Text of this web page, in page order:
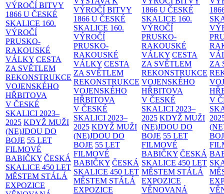
VÝROČÍ BITVY
1866 U ČESKÉ
SKALICE 160.
VÝROČÍ
PRUSKO-
RAKOUSKÉ
VÁLKY CESTA
ZA SVĚTLEM
REKONSTRUKCE
VOJENSKÉHO
HŘBITOVA
V ČESKÉ
SKALICI 2023–
2025 KDYŽ MUŽI
(NE)JDOU DO
BOJE 55 LET
FILMOVÉ
BABIČKY ČESKÁ
SKALICE 450 LET
MĚSTEM STÁLÁ
EXPOZICE
VÝROČÍ BITVY
1866 U ČESKÉ
SKALICE 160.
VÝROČÍ
PRUSKO-
RAKOUSKÉ
VÁLKY CESTA
ZA SVĚTLEM
REKONSTRUKCE
VOJENSKÉHO
HŘBITOVA
V ČESKÉ
SKALICI 2023–
2025 KDYŽ MUŽI
(NE)JDOU DO
BOJE 55 LET
FILMOVÉ
BABIČKY ČESKÁ
SKALICE 450 LET
MĚSTEM STÁLÁ
EXPOZICE
1866 U ČESKÉ
SKALICE 160.
VÝROČÍ
PRUSKO-
RAKOUSKÉ
VÁLKY CESTA
ZA SVĚTLEM
REKONSTRUKCE
VOJENSKÉHO
HŘBITOVA
V ČESKÉ
SKALICI 2023–
2025 KDYŽ MUŽI
(NE)JDOU DO
BOJE 55 LET
FILMOVÉ
BABIČKY ČESKÁ
SKALICE 450 LET
MĚSTEM STÁLÁ
EXPOZICE
VĚNOVANÁ
ZA
V